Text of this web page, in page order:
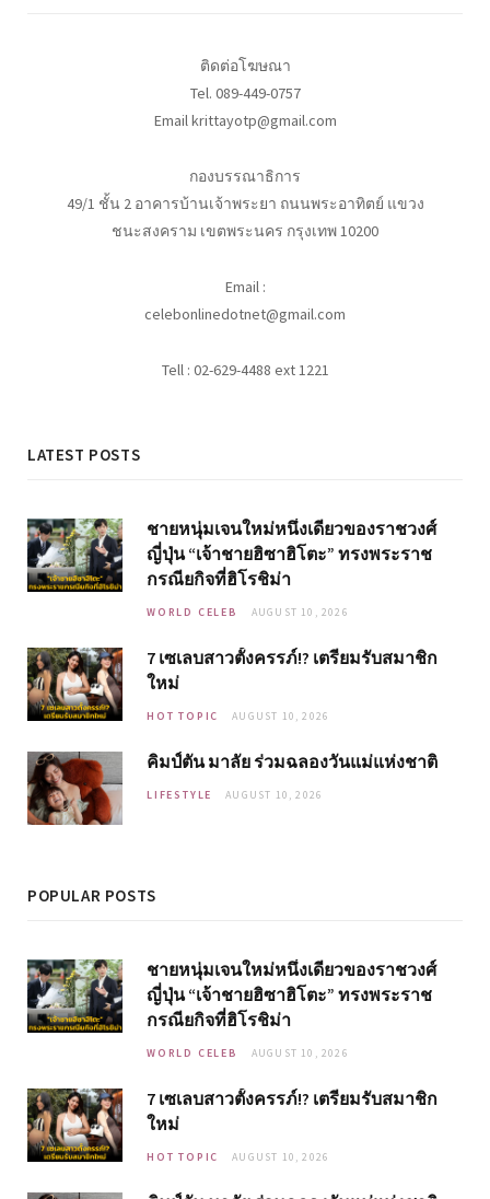
ติดต่อโฆษณา
Tel. 089-449-0757
Email krittayotp@gmail.com
กองบรรณาธิการ
49/1 ชั้น 2 อาคารบ้านเจ้าพระยา ถนนพระอาทิตย์ แขวง
ชนะสงคราม เขตพระนคร กรุงเทพ 10200
Email :
celebonlinedotnet@gmail.com
Tell : 02-629-4488 ext 1221
LATEST POSTS
ชายหนุ่มเจนใหม่หนึ่งเดียวของราชวงศ์
ญี่ปุ่น “เจ้าชายฮิซาฮิโตะ” ทรงพระราช
กรณียกิจที่ฮิโรชิม่า
WORLD CELEB AUGUST 10, 2026
7 เซเลบสาวตั้งครรภ์!? เตรียมรับสมาชิก
ใหม่
HOT TOPIC AUGUST 10, 2026
คิมป์ตัน มาลัย ร่วมฉลองวันแม่แห่งชาติ
LIFESTYLE AUGUST 10, 2026
POPULAR POSTS
ชายหนุ่มเจนใหม่หนึ่งเดียวของราชวงศ์
ญี่ปุ่น “เจ้าชายฮิซาฮิโตะ” ทรงพระราช
กรณียกิจที่ฮิโรชิม่า
WORLD CELEB AUGUST 10, 2026
7 เซเลบสาวตั้งครรภ์!? เตรียมรับสมาชิก
ใหม่
HOT TOPIC AUGUST 10, 2026